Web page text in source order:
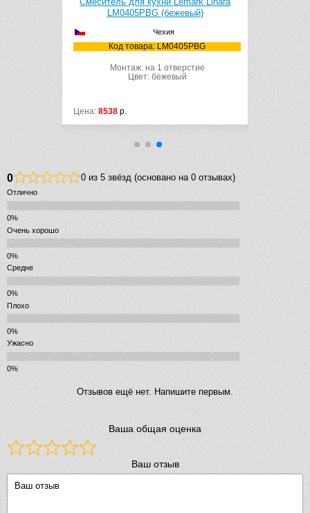
LM0405PBG (бежевый)
Чехия
Код товара: LM0405PBG
Монтаж: на 1 отверстие
Цвет: бежевый
Цена: 8538 р. Цена:
0 0 из 5 звёзд (основано на 0 отзывах)
Отлично
Очень хорошо
Средне
Плохо
Ужасно
Отзывов ещё нет. Напишите первым.
Ваша общая оценка
Ваш отзыв